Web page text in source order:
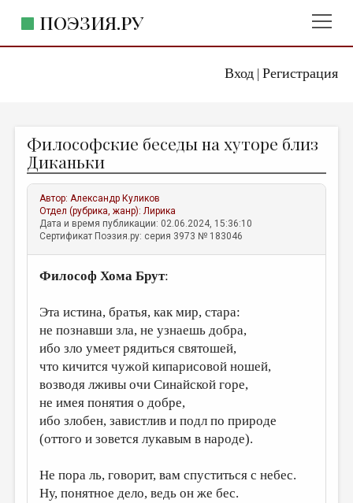
Вход| Регистрация
ПОЭЗИЯ.РУ
ЖАНРЫ
АВТОРЫ
КОММЕНТАРИИ
ЛИТСАЛОН
ИЗБРАННОЕ
ДАЙДЖЕСТ
ПРОИЗВЕДЕНИЯ
ПЕРЕВОДЫ
ДЕТСКАЯ КОМНАТА
Философские беседы на хуторе близ
Диканьки
Автор:Александр Куликов
Отдел (рубрика, жанр):Лирика
Дата и время публикации: 02.06.2024, 15:36:10
Сертификат Поэзия.ру: серия 3973 № 183046
Философ Хома Брут:
Эта истина, братья, как мир, стара:
не познавши зла, не узнаешь добра,
ибо зло умеет рядиться святошей,
что кичится чужой кипарисовой ношей,
возводя лживы очи Синайской горе,
не имея понятия о добре,
ибо злобен, завистлив и подл по природе
(оттого и зовется лукавым в народе).
Не пора ль, говорит, вам спуститься с небес.
Ну, понятное дело, ведь он же бес.